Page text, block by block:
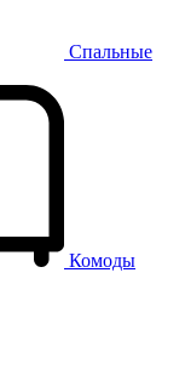
Спальные
Комоды